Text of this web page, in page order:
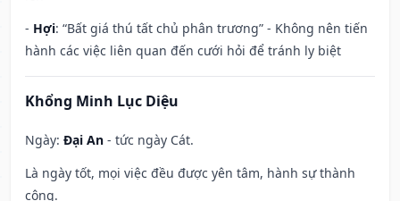
- Hợi: “Bất giá thú tất chủ phân trương” - Không nên tiến
hành các việc liên quan đến cưới hỏi để tránh ly biệt
Khổng Minh Lục Diệu
Ngày: Đại An - tức ngày Cát.
Là ngày tốt, mọi việc đều được yên tâm, hành sự thành
công.